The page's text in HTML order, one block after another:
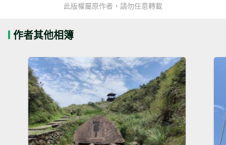
此版權屬原作者，請勿任意轉載
作者其他相簿